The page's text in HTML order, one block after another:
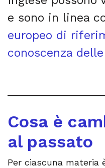
e sono in linea
europeo di
conoscenza
Cosa è
al passato
Per ciascuna materia